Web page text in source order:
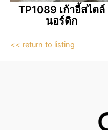
TP1089 เก้าอี้สไตล์
นอร์ดิก
<< return to listing